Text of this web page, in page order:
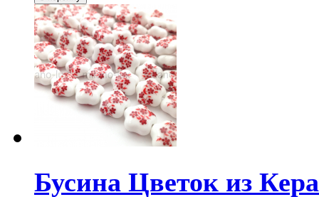
Бусина Цветок из